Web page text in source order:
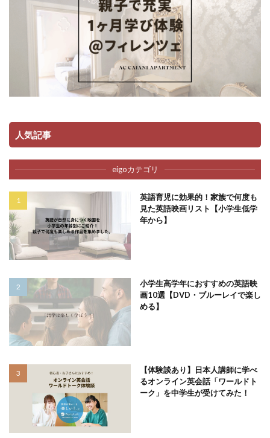
人気記事
eigoカテゴリ
英語育児に効果的！家族で何度も
見た英語映画リスト【小学生低学
年から】
小学生高学年におすすめの英語映
画10選【DVD・ブルーレイで楽し
める】
【体験談あり】日本人講師に学べ
るオンライン英会話「ワールドト
ーク」を中学生が受けてみた！